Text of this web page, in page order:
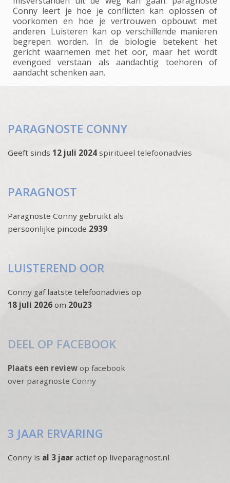
Conny leert je hoe je conflicten kan oplossen of
voorkomen en hoe je vertrouwen opbouwt met
anderen. Luisteren kan op verschillende manieren
begrepen worden. In de biologie betekent het
gericht waarnemen met het oor, maar het wordt
evengoed verstaan als aandachtig toehoren of
aandacht schenken aan.
PARAGNOSTE CONNY
Geeft sinds 12 juli 2024 spiritueel telefoonadvies
PARAGNOST
Paragnoste Conny gebruikt als
persoonlijke pincode 2939
LUISTEREND OOR
Conny gaf laatste telefoonadvies op
18 juli 2026 om 20u23
DEEL OP FACEBOOK
Plaats een review op facebook
over paragnoste Conny
3 JAAR ERVARING
Conny is al 3 jaar actief op liveparagnost.nl